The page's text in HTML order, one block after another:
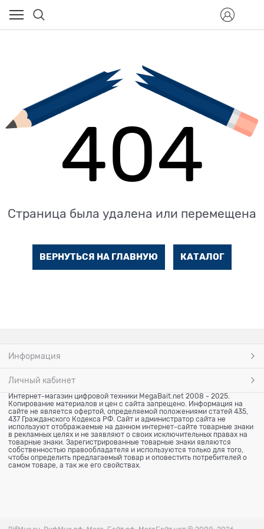
404
Страница была удалена или перемещена
ВЕРНУТЬСЯ НА ГЛАВНУЮ КАТАЛОГ
Информация
Личный кабинет
Интернет-магазин цифровой техники MegaBait.net 2008 - 2025.
Копирование материалов и цен с сайта запрещено. Информация на
сайте не является офертой, определяемой положениями статей 435,
437 Гражданского Кодекса РФ. Сайт и администратор сайта не
используют отображаемые на данном интернет-сайте товарные знаки
в рекламных целях и не заявляют о своих исключительных правах на
товарные знаки. Зарегистрированные товарные знаки являются
собственностью правообладателя и используются только для того,
чтобы определить предлагаемый товар и оповестить потребителей о
самом товаре, а так же его свойствах.